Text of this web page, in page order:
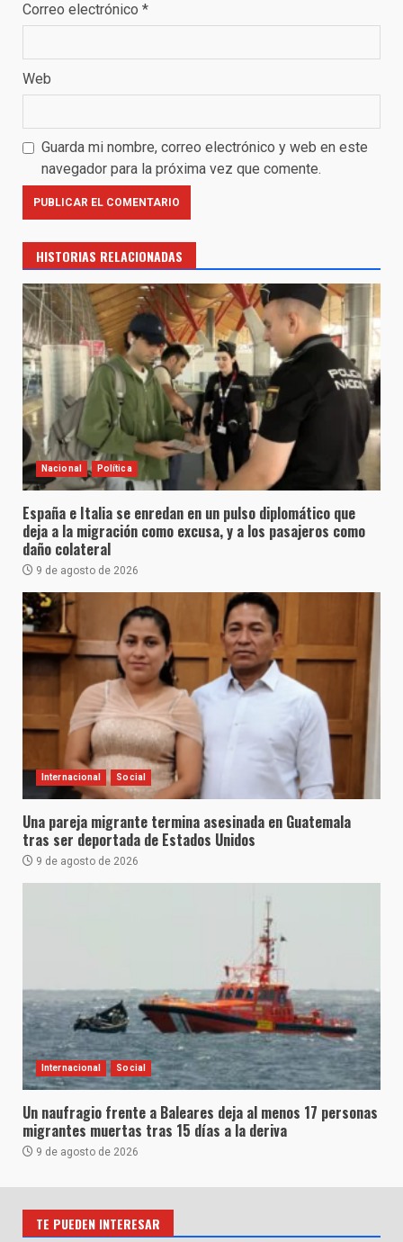
Correo electrónico *
Web
Guarda mi nombre, correo electrónico y web en este
navegador para la próxima vez que comente.
HISTORIAS RELACIONADAS
Nacional Política
España e Italia se enredan en un pulso diplomático que
deja a la migración como excusa, y a los pasajeros como
daño colateral
9 de agosto de 2026
Internacional Social
Una pareja migrante termina asesinada en Guatemala
tras ser deportada de Estados Unidos
9 de agosto de 2026
Internacional Social
Un naufragio frente a Baleares deja al menos 17 personas
migrantes muertas tras 15 días a la deriva
9 de agosto de 2026
TE PUEDEN INTERESAR